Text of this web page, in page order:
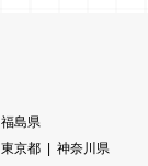
福島県
東京都
神奈川県